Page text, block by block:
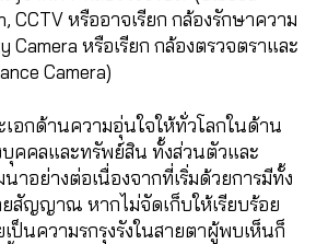
CCTV หรืออาจเรียก กล้องรักษาความ
Camera หรือเรียก กล้องตรวจตราและ
Camera)
เอกด้านความอุ่นใจให้ทั่วโลกในด้าน
คคลและทรัพย์สิน ทั้งส่วนตัวและ
าอย่างต่อเนื่องจากที่เริ่มด้วยการมีทั้ง
สัญญาณ หากไม่จัดเก็บให้เรียบร้อย
ป็นความรกรุงรังในสายตาผู้พบเห็นก็